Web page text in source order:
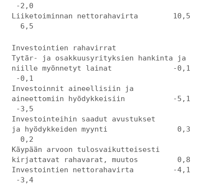
-2,0
Liiketoiminnan nettorahavirta 10,5
6,5
Investointien rahavirrat
Tytär- ja osakkuusyrityksien hankinta ja
niille myönnetyt lainat -0,1
-0,1
Investoinnit aineellisiin ja
aineettomiin hyödykkeisiin -5,1
-3,5
Investointeihin saadut avustukset
ja hyödykkeiden myynti 0,3
0,2
Käypään arvoon tulosvaikutteisesti
kirjattavat rahavarat, muutos 0,8
Investointien nettorahavirta -4,1
-3,4